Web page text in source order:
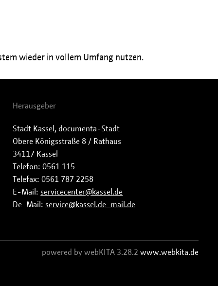
wieder in vollem Umfang nutzen.
Herausgeber
Stadt Kassel, documenta-Stadt
Obere Königsstraße 8 / Rathaus
34117 Kassel
Telefon: 0561 115
Telefax: 0561 787 2258
E-Mail:servicecenter@kassel.de
De-Mail:service@kassel.de-mail.de
powered by webKITA 3.28.2 www.webkita.de